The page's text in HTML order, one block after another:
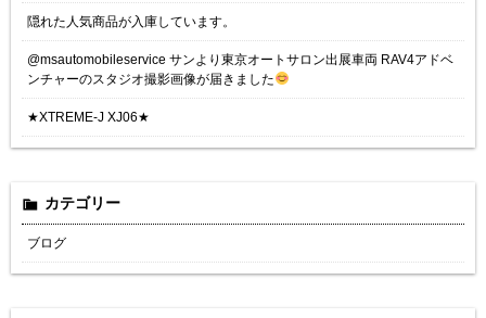
隠れた人気商品が入庫しています。
@msautomobileservice サンより東京オートサロン出展車両 RAV4アドベ
ンチャーのスタジオ撮影画像が届きました
★XTREME-J XJ06★
カテゴリー
ブログ